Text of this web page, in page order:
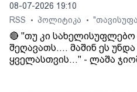
08-07-2026 19:10
RSS
• პოლიტიკა •
🔴 "თუ კი სახელისუფლებო
შეღავათს.... მაშინ ეს
ყველასთვის..." - ლაშა